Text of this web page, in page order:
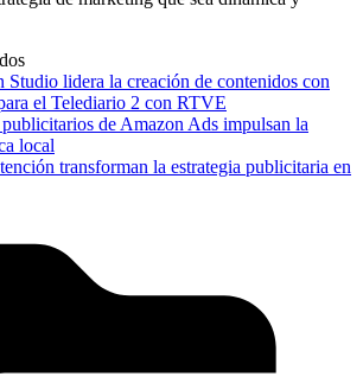
Studio lidera la creación de contenidos con
el Telediario 2 con RTVE
de Amazon Ads impulsan la
local
transforman la estrategia publicitaria en